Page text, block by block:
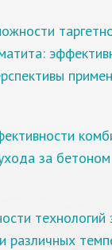
за бетоном
технологий
различных